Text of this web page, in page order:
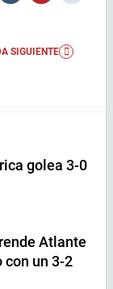
SIGUIENTE
golea 3-0
Atlante
con un 3-2